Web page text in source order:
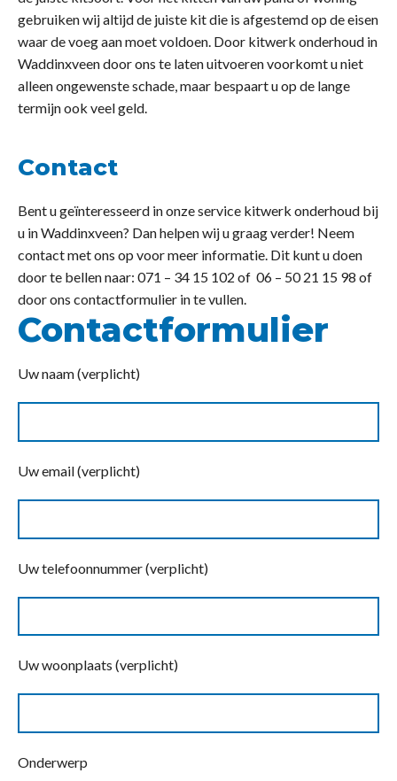
gebruiken wij altijd de juiste kit die is afgestemd op de eisen
waar de voeg aan moet voldoen. Door kitwerk onderhoud in
Waddinxveen door ons te laten uitvoeren voorkomt u niet
alleen ongewenste schade, maar bespaart u op de lange
termijn ook veel geld.
Contact
Bent u geïnteresseerd in onze service kitwerk onderhoud bij
u in Waddinxveen? Dan helpen wij u graag verder! Neem
contact met ons op voor meer informatie. Dit kunt u doen
door te bellen naar: 071 – 34 15 102 of 06 – 50 21 15 98 of
door ons contactformulier in te vullen.
Contactformulier
Uw naam (verplicht)
Uw email (verplicht)
Uw telefoonnummer (verplicht)
Uw woonplaats (verplicht)
Onderwerp